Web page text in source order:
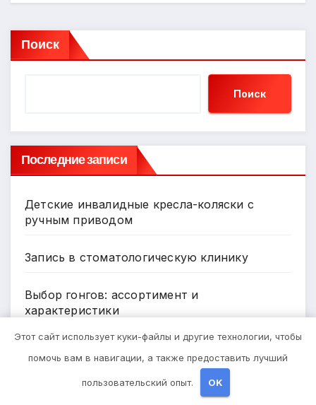
Поиск
Поиск
Последние записи
Детские инвалидные кресла-коляски с
ручным приводом
Запись в стоматологическую клинику
Выбор гонгов: ассортимент и
характеристики
международной торговле
Нарколог на Дом в Новокузнецке: Помощь,
Этот сайт использует куки-файлы и другие технологии, чтобы
помочь вам в навигации, а также предоставить лучший
пользовательский опыт. OK